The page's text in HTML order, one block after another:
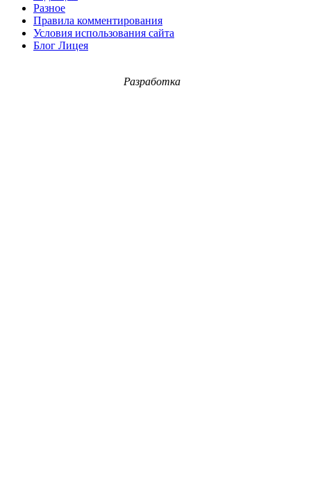
Разное
Правила комментирования
Условия использования сайта
Блог Лицея
Разработка